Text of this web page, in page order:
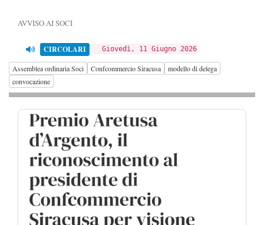
AVVISO AI SOCI
CIRCOLARI Giovedì, 11 Giugno 2026
Assemblea ordinaria Soci Confcommercio Siracusa
modello di delega
convocazione